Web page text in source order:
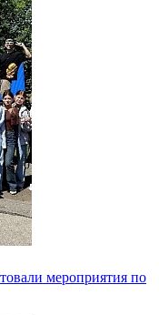
мероприятия по